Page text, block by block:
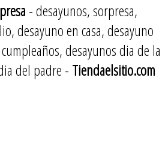
- desayunos, sorpresa,
desayuno en casa, desayuno
desayunos dia de la
del padre - Tiendaelsitio.com